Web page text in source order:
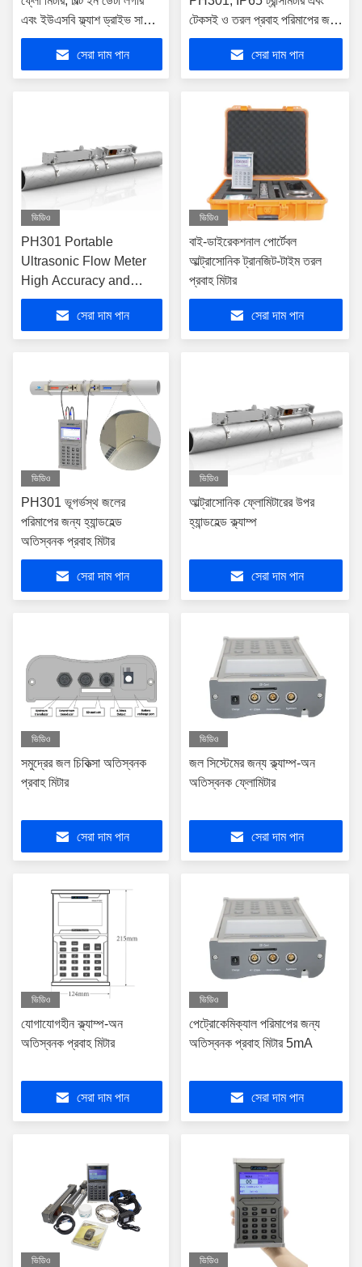
এবং ইউএসবি ফ্ল্যাশ ড্রাইভ সাপোর্ট
সহ, যা ফ্লো ডেটা ট্রান্সফার ও
বিশ্লেষণের জন্য ব্যবহৃত হয়
সেরা দাম পান
টেকসই ও তরল প্রবাহ পরিমাপের জন্য
IP68 ট্রান্সডিউসার সুরক্ষা সহ
সেরা দাম পান
ভিডিও
PH301 Portable
Ultrasonic Flow Meter
High Accuracy and
Reliability for Liquid
Flow Measurement in
Different Pipe Materials
সেরা দাম পান
ভিডিও
বাই-ডাইরেকশনাল পোর্টেবল
আল্ট্রাসোনিক ট্রানজিট-টাইম তরল
প্রবাহ মিটার
সেরা দাম পান
ভিডিও
PH301 ভূগর্ভস্থ জলের
পরিমাপের জন্য হ্যান্ডহেল্ড
অতিস্বনক প্রবাহ মিটার
সেরা দাম পান
ভিডিও
আল্ট্রাসোনিক ফ্লোমিটারের উপর
হ্যান্ডহেল্ড ক্ল্যাম্প
সেরা দাম পান
ভিডিও
সমুদ্রের জল চিকিত্সা অতিস্বনক
প্রবাহ মিটার
সেরা দাম পান
ভিডিও
জল সিস্টেমের জন্য ক্ল্যাম্প-অন
অতিস্বনক ফ্লোমিটার
সেরা দাম পান
ভিডিও
যোগাযোগহীন ক্ল্যাম্প-অন
অতিস্বনক প্রবাহ মিটার
সেরা দাম পান
ভিডিও
পেট্রোকেমিক্যাল পরিমাপের জন্য
অতিস্বনক প্রবাহ মিটার 5mA
সেরা দাম পান
ভিডিও ভিডিও